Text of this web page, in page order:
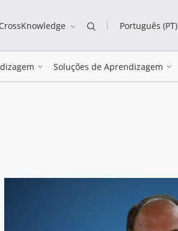
Português (PT)
Soluções de Aprendizagem